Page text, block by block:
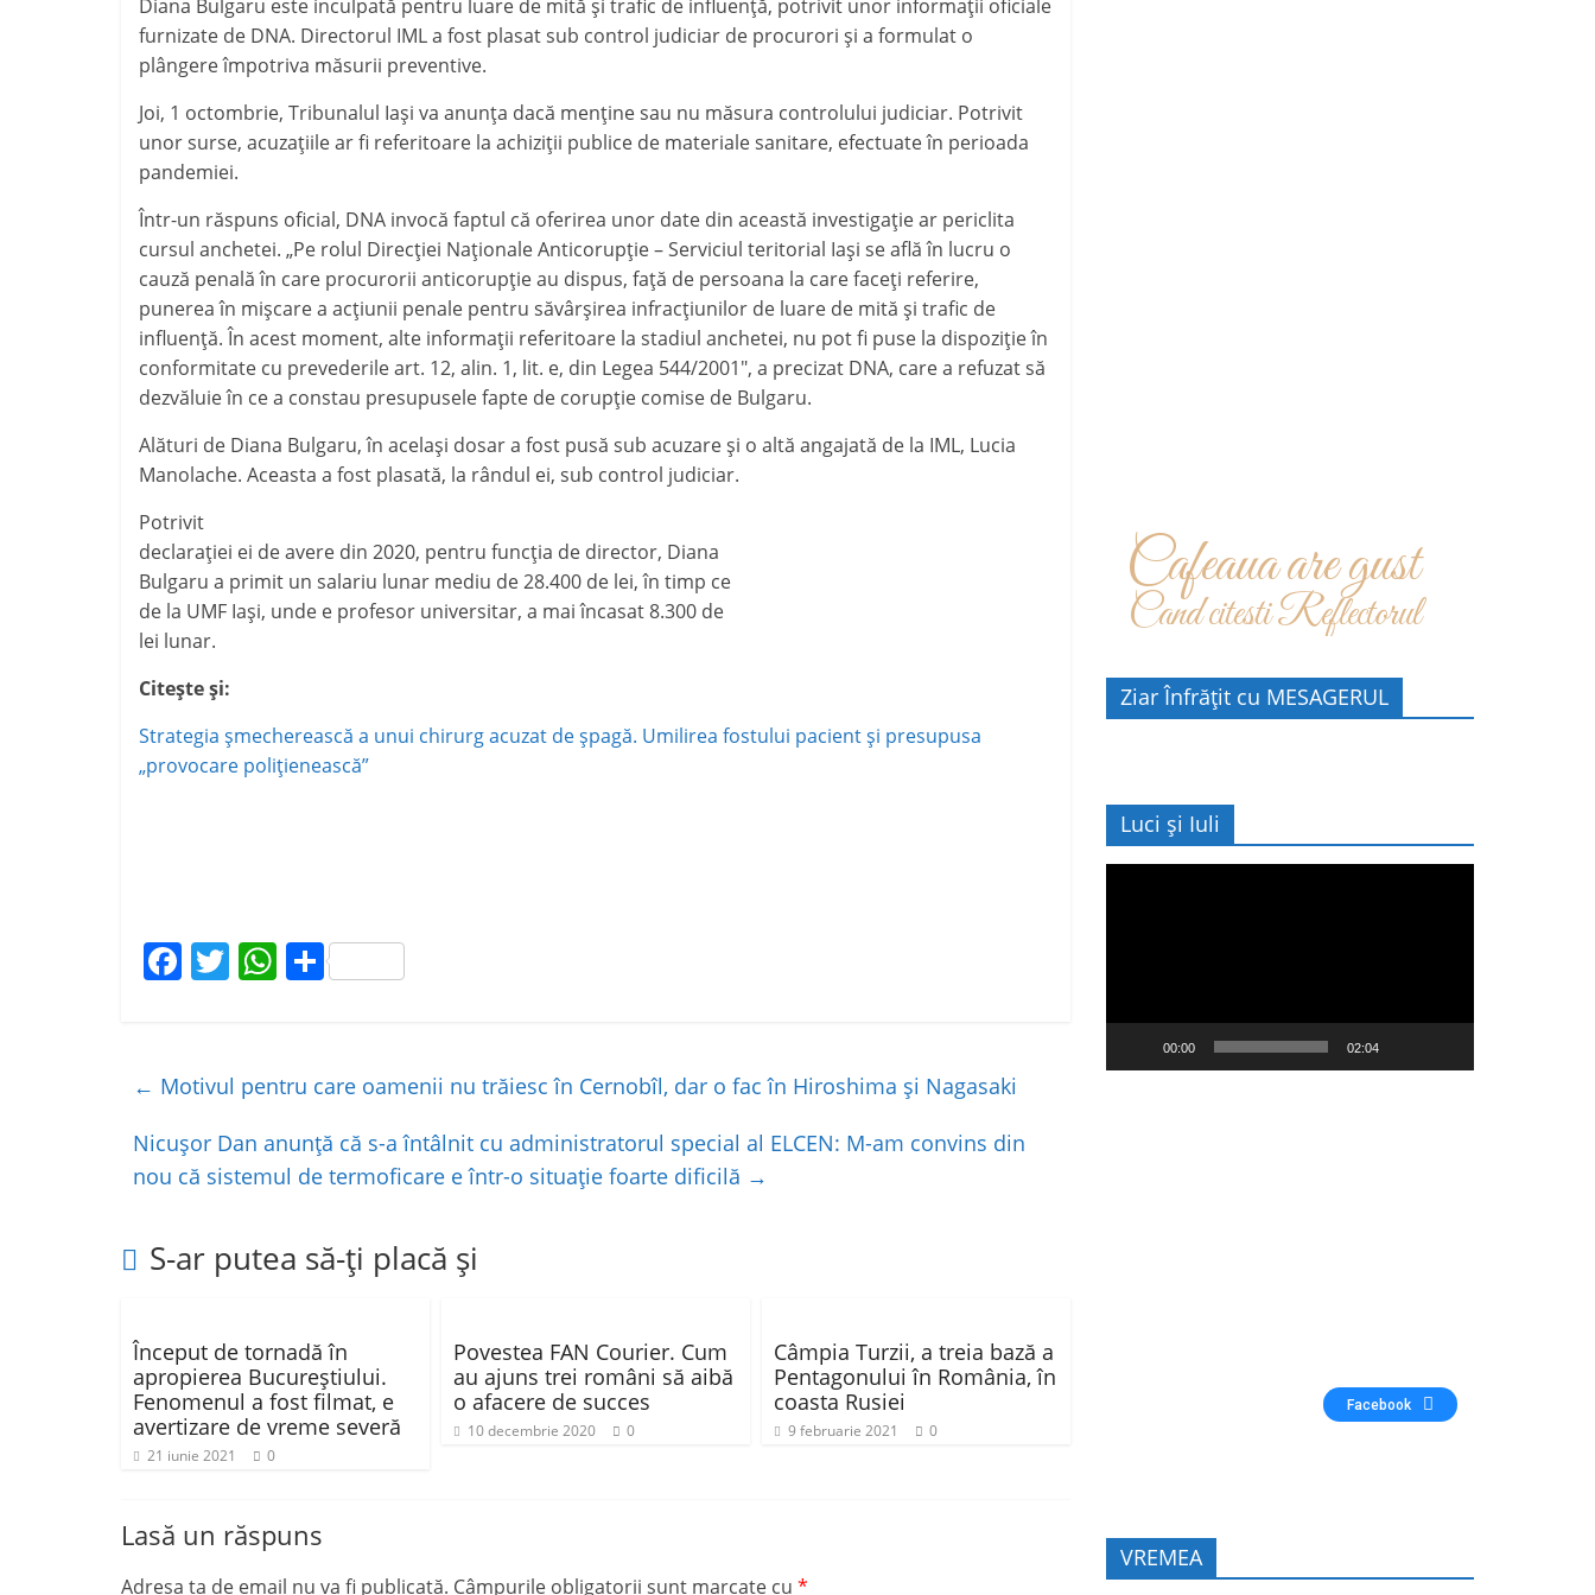
Diana Bulgaru este inculpată pentru luare de mită şi trafic de influenţă, potrivit unor informaţii oficiale
furnizate de DNA. Directorul IML a fost plasat sub control judiciar de procurori şi a formulat o
plângere împotriva măsurii preventive.
Joi, 1 octombrie, Tribunalul Iaşi va anunţa dacă menţine sau nu măsura controlului judiciar. Potrivit
unor surse, acuzaţiile ar fi referitoare la achiziţii publice de materiale sanitare, efectuate în perioada
pandemiei.
Într-un răspuns oficial, DNA invocă faptul că oferirea unor date din această investigaţie ar periclita
cursul anchetei. „Pe rolul Direcţiei Naţionale Anticorupţie – Serviciul teritorial Iaşi se află în lucru o
cauză penală în care procurorii anticorupţie au dispus, faţă de persoana la care faceţi referire,
punerea în mişcare a acţiunii penale pentru săvârşirea infracţiunilor de luare de mită şi trafic de
influenţă.În acest moment, alte informaţii referitoare la stadiul anchetei, nu pot fi puse la dispoziţie în
conformitate cu prevederile art. 12, alin. 1, lit. e, din Legea 544/2001″, a precizat DNA, care a refuzat să
dezvăluie în ce a constau presupusele fapte de corupţie comise de Bulgaru.
Alături de Diana Bulgaru, în acelaşi dosar a fost pusă sub acuzare şi o altă angajată de la IML, Lucia
Manolache. Aceasta a fost plasată, la rândul ei, sub control judiciar.
Potrivit
declaraţiei ei de avere din 2020, pentru funcţia de director, Diana
Bulgaru a primit un salariu lunar mediu de 28.400 de lei, în timp ce
de la UMF Iaşi, unde e profesor universitar, a mai încasat 8.300 de
lei lunar.
Citeşte şi:
Strategia şmecherească a unui chirurg acuzat de şpagă. Umilirea fostului pacient şi presupusa
„provocare poliţienească”
F
e
o
o
T
er
W
s
p
p
P
je
z
ă
← Motivul pentru care oamenii nu trăiesc în Cernobîl, dar o fac în Hiroshima și Nagasaki
Nicuşor Dan anunţă că s-a întâlnit cu administratorul special al ELCEN: M-am convins din
nou că sistemul de termoficare e într-o situaţie foarte dificilă →
S-ar putea să-ți placă și
Început de tornadă în
apropierea Bucureștiului.
Fenomenul a fost filmat, e
avertizare de vreme severă
21 iunie 2021 0
Povestea FAN Courier. Cum
au ajuns trei români să aibă
o afacere de succes
10 decembrie 2020 0
Câmpia Turzii, a treia bază a
Pentagonului în România, în
coasta Rusiei
9 februarie 2021 0
Lasă un răspuns
Adresa ta de email nu va fi publicată. Câmpurile obligatorii sunt marcate cu *
Cafeaua are gust
Cand citesti Reflectorul
Ziar Înfrățit cu MESAGERUL
Luci și Iuli
00:00 02:04
Facebook
VREMEA